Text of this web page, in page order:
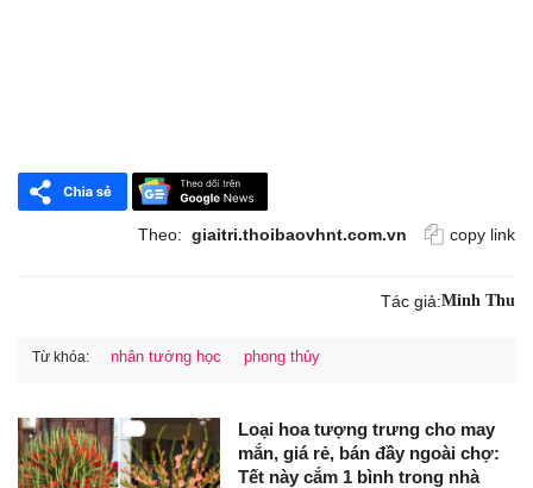
Theo: giaitri.thoibaovhnt.com.vn copy link
Tác giả:Minh Thu
Từ khóa: nhân tướng học phong thủy
Loại hoa tượng trưng cho may
mắn, giá rẻ, bán đầy ngoài chợ:
Tết này cắm 1 bình trong nhà